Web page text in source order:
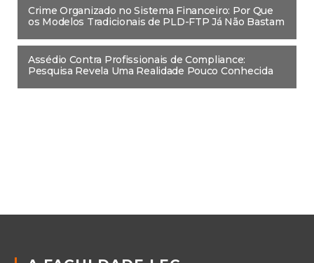
Crime Organizado no Sistema Financeiro: Por Que
os Modelos Tradicionais de PLD-FTP Já Não Bastam
Assédio Contra Profissionais de Compliance:
Pesquisa Revela Uma Realidade Pouco Conhecida